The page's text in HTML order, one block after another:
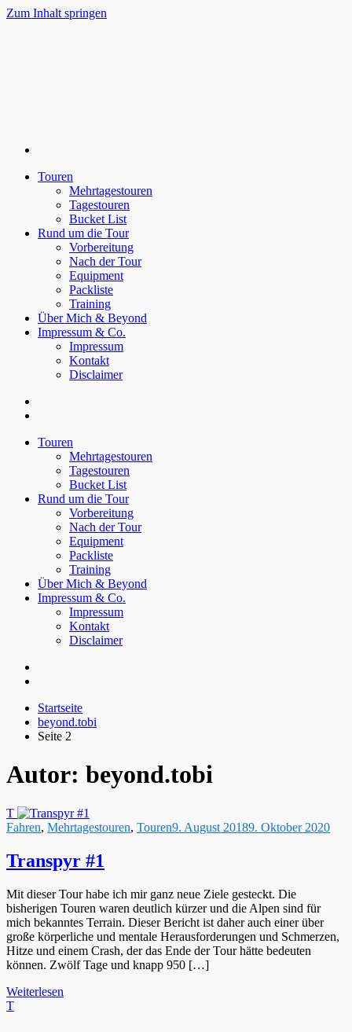
Zum Inhalt springen
Beyond Mountainbiking
Touren
Mehrtagestouren
Tagestouren
Bucket List
Rund um die Tour
Vorbereitung
Nach der Tour
Equipment
Packliste
Training
Über Mich & Beyond
Impressum & Co.
Impressum
Kontakt
Disclaimer
Touren
Mehrtagestouren
Tagestouren
Bucket List
Rund um die Tour
Vorbereitung
Nach der Tour
Equipment
Packliste
Training
Über Mich & Beyond
Impressum & Co.
Impressum
Kontakt
Disclaimer
Startseite
beyond.tobi
Seite 2
Autor: beyond.tobi
T
Fahren, Mehrtagestouren, Touren9. August 20189. Oktober 2020
Transpyr #1
Mit dieser Tour habe ich mir ganz neue Ziele gesteckt. Die
bisherigen Touren waren deutlich kürzer und die Alpen sind für
mich bekanntes Terrain. Dieser Bericht ist daher auch einer über
große körperliche und mentale Herausforderungen und Schmerzen,
Hitze und einem Crash, der das Ende der Tour hätte bedeuten
können. Zwölf Tage und knapp 950 […]
Weiterlesen
T